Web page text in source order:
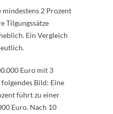
2 Prozent
Tilgungssätze
Ein Vergleich
Euro mit 3
Bild: Eine
führt zu einer
Euro. Nach 10